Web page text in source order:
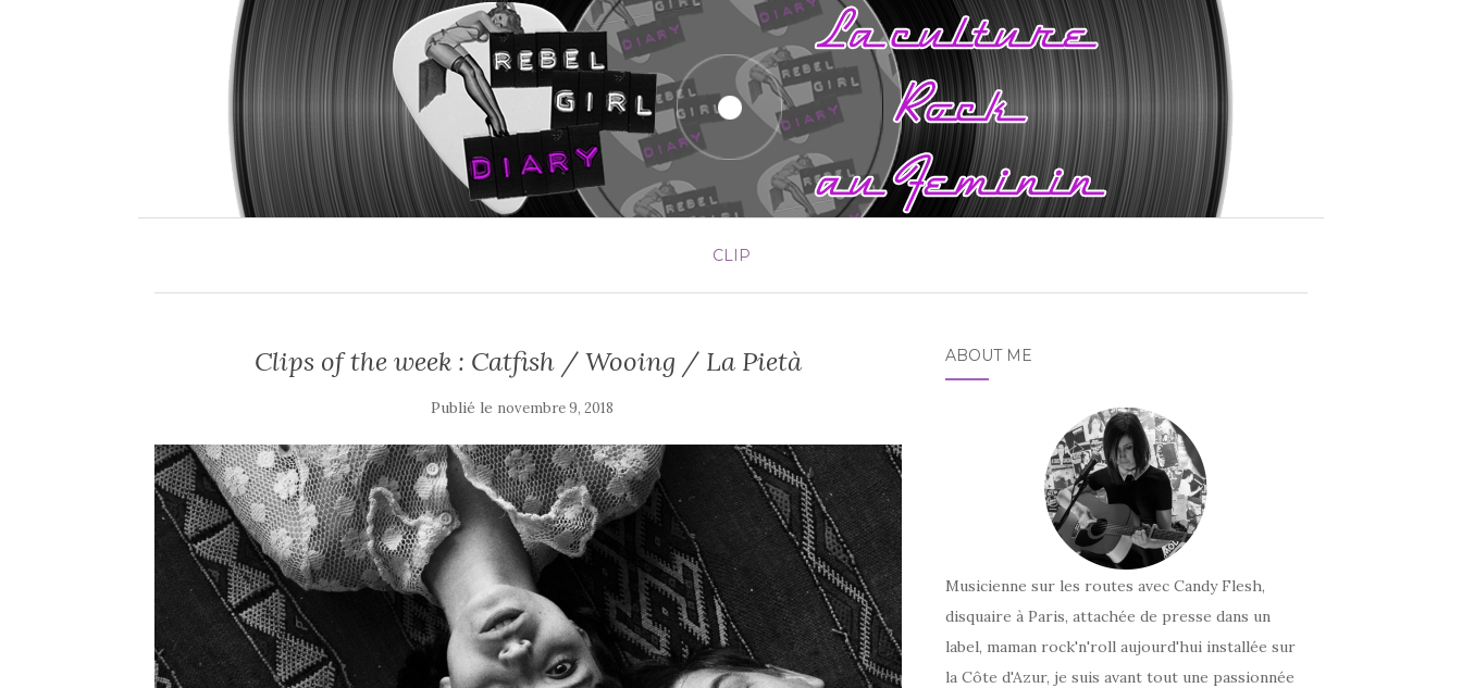
CLIP
Clips of the week : Catfish / Wooing / La Pietà
Publié le novembre 9, 2018
ABOUT ME
Musicienne sur les routes avec Candy Flesh,
disquaire à Paris, attachée de presse dans un
label, maman rock'n'roll aujourd'hui installée sur
la Côte d'Azur, je suis avant tout une passionnée